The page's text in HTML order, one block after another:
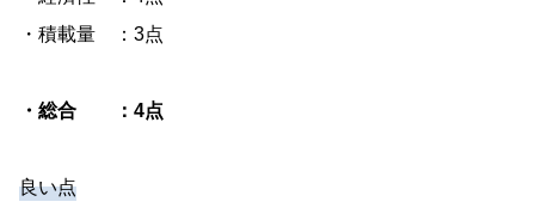
・積載量 ：3点
・総合 ：4点
良い点